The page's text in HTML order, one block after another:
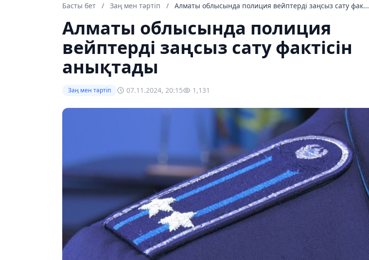
Басты бет / Заң мен тəртіп / Алматы облысында полиция вейптерді заңсыз сату фак...
Алматы облысында полиция
вейптерді заңсыз сату фактісін
анықтады
Заң мен тəртіп 07.11.2024, 20:15 1,131